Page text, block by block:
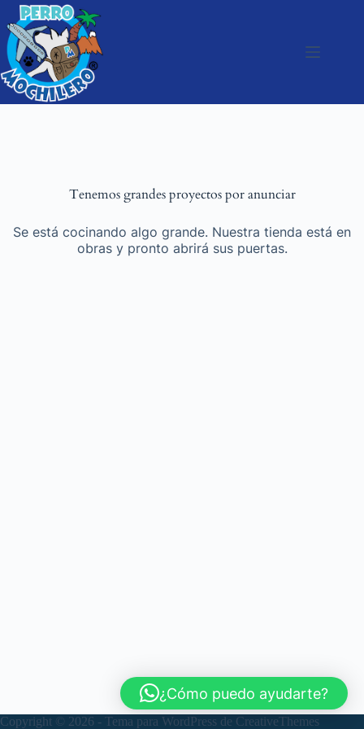
Tenemos grandes proyectos por anunciar
Se está cocinando algo grande. Nuestra tienda está en
obras y pronto abrirá sus puertas.
Copyright © 2026 - Tema para WordPress de CreativeThemes
¿Cómo puedo ayudarte?